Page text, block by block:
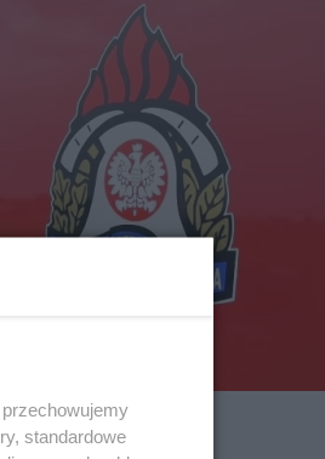
i Gniewie
standardowe